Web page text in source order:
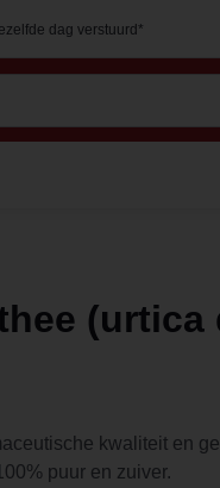
dag verstuurd*
(urtica
kwaliteit en
puur en zuiver.